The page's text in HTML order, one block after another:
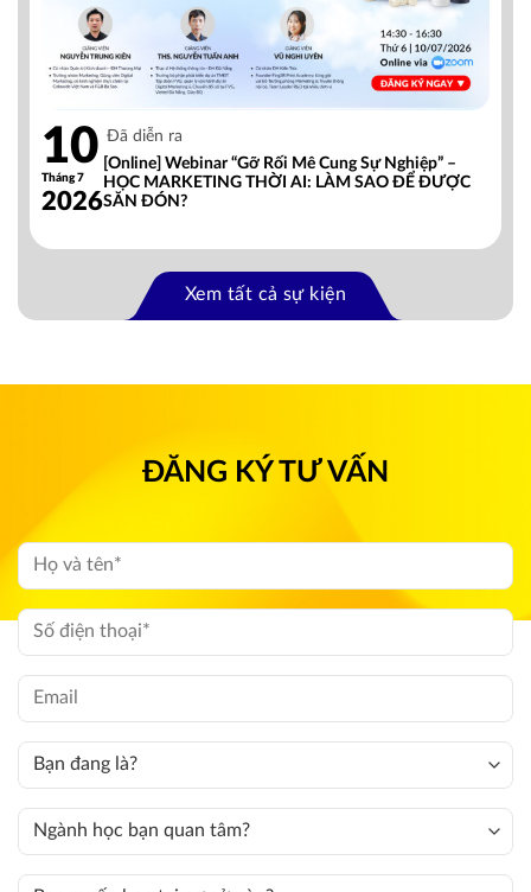
10
Tháng 7
2026
Đã diễn ra
[Online] Webinar “Gỡ Rối Mê Cung Sự Nghiệp” –
HỌC MARKETING THỜI AI: LÀM SAO ĐỂ ĐƯỢC
SĂN ĐÓN?
Xem tất cả sự kiện
ĐĂNG KÝ TƯ VẤN